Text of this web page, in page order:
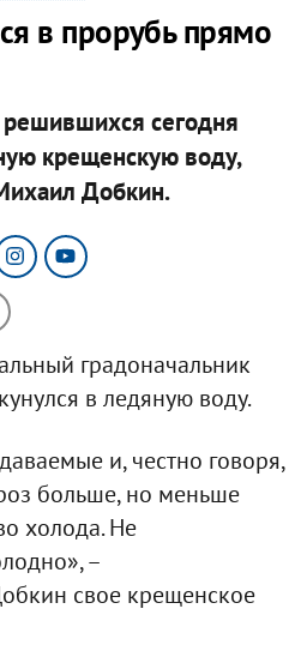
в прорубь прямо
сегодня
крещенскую воду,
Добкин.
градоначальник
в ледяную воду.
и, честно говоря,
больше, но меньше
холода. Не
–
свое крещенское